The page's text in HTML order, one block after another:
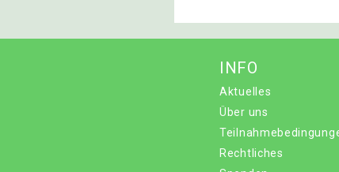
INFO
Aktuelles
Über uns
Rechtliches